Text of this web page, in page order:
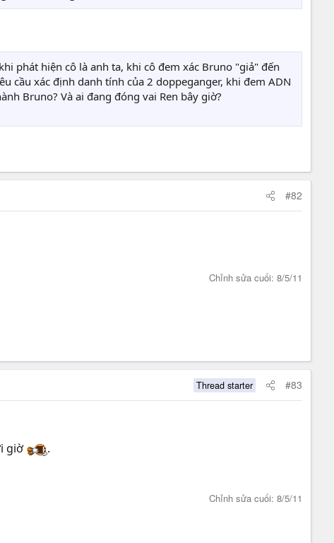
phát hiện cô là anh ta, khi cô đem xác Bruno "giả" đến
cầu xác định danh tính của 2 doppeganger, khi đem ADN
Bruno? Và ai đang đóng vai Ren bây giờ?
#82
Chỉnh sửa cuối: 8/5/11
Thread starter #83
giờ
.
Chỉnh sửa cuối: 8/5/11